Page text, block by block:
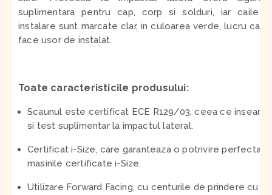
suplimentara pentru cap, corp si solduri, iar caile
instalare sunt marcate clar, in culoarea verde, lucru care
face usor de instalat.
Toate caracteristicile produsului:
Scaunul este certificat ECE R129/03, ceea ce
si test suplimentar la impactul lateral.
Certificat i-Size, care garanteaza o potrivire perfecta in
masinile certificate i-Size.
Utilizare Forward Facing, cu centurile de prindere cu 5